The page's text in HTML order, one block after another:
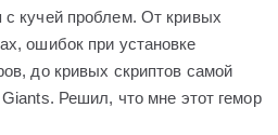
с кучей проблем. От кривых
ошибок при установке
до кривых скриптов самой
Решил, что мне этот гемор